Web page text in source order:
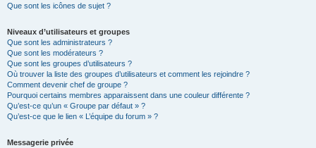
Que sont les icônes de sujet ?
Niveaux d’utilisateurs et groupes
Que sont les administrateurs ?
Que sont les modérateurs ?
Que sont les groupes d’utilisateurs ?
Où trouver la liste des groupes d’utilisateurs et comment les rejoindre ?
Comment devenir chef de groupe ?
Pourquoi certains membres apparaissent dans une couleur différente ?
Qu’est-ce qu’un « Groupe par défaut » ?
Qu’est-ce que le lien « L’équipe du forum » ?
Messagerie privée